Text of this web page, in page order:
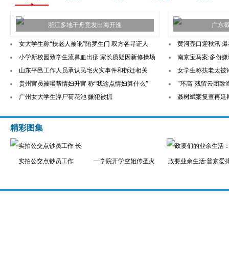
浙江多地千舟竞发出海开渔 广东
女大学生称“扶老人被讹”陷罗生门 双方各寻证人
小学新校园致学生流鼻血出疹 家长质疑因新修操场
山东平邑工作人员承认民宅火灾事件和拆迁相关
贵州官员被曝帮情妇升官 称“我这点情妇算什么”
广州女大学生浮尸荷花池 嫌犯被抓
黄河壶口迎秋汛
南京宝马案:多份
女学生称扶老太被
"环高"残留云团致
聂树斌案复查再延
精彩图集
实拍公交点钞员工作 一学院开学空姐传圣火 政要业余生活:普京爱